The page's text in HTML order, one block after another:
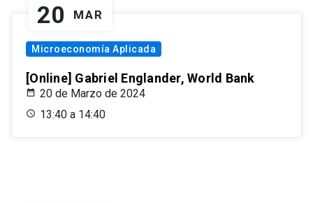
20 MAR
Microeconomía Aplicada
[Online] Gabriel Englander, World Bank
20 de Marzo de 2024
13:40 a 14:40